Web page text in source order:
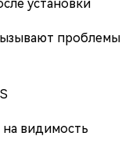
установки
проблемы
видимость